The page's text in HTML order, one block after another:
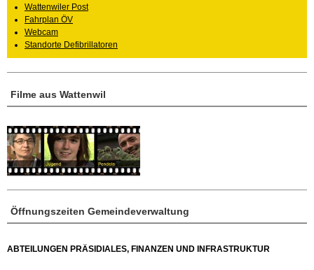
Öffnungszeiten Gemeindeverwaltung
ABTEILUNGEN PRÄSIDIALES, FINANZEN UND INFRASTRUKTUR
Filme aus Wattenwil
Wattenwiler Post
Fahrplan ÖV
Webcam
Standorte Defibrillatoren